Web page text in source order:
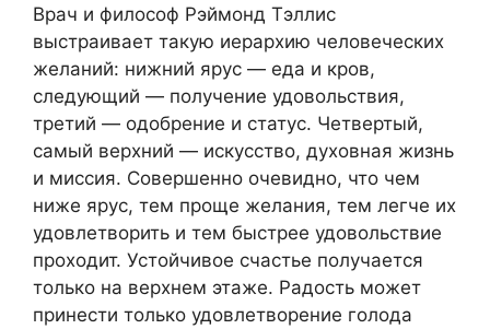
Врач и философ Рэймонд Тэллис
выстраивает такую иерархию человеческих
желаний: нижний ярус — еда и кров,
следующий — получение удовольствия,
третий — одобрение и статус. Четвертый,
самый верхний — искусство, духовная жизнь
и миссия. Совершенно очевидно, что чем
ниже ярус, тем проще желания, тем легче их
удовлетворить и тем быстрее удовольствие
проходит. Устойчивое счастье получается
только на верхнем этаже. Радость может
принести только удовлетворение голода